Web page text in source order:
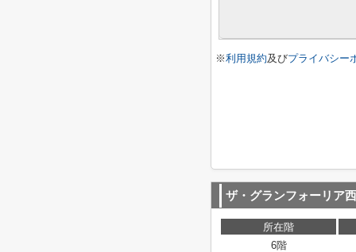
※利用規約及びプライバシー
ザ・グランフォーリア
所在階
6階